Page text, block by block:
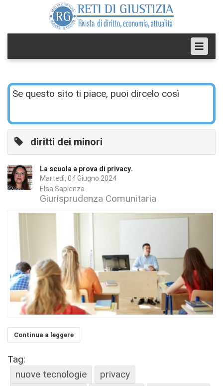
Se questo sito ti piace, puoi dircelo così
diritti dei minori
La scuola a prova di privacy.
Martedì, 04 Giugno 2024
Elsa Sapienza
Giurisprudenza Comunitaria
Continua a leggere
Tag:
nuove tecnologie
privacy